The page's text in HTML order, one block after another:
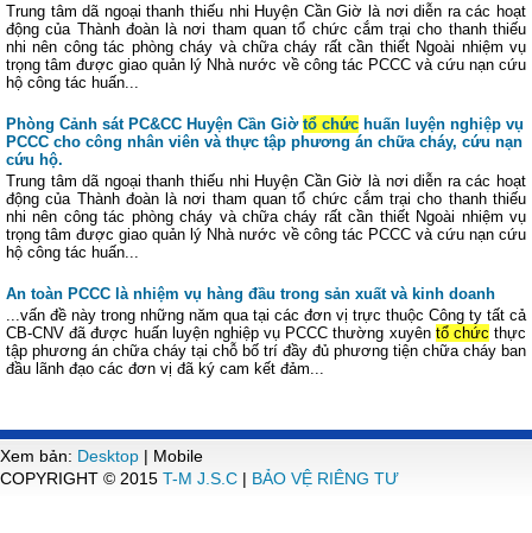
Trung tâm dã ngoại thanh thiếu nhi Huyện Cần Giờ là nơi diễn ra các hoạt
động của Thành đoàn là nơi tham quan tổ chức cắm trại cho thanh thiếu
nhi nên công tác phòng cháy và chữa cháy rất cần thiết Ngoài nhiệm vụ
trọng tâm được giao quản lý Nhà nước về công tác PCCC và cứu nạn cứu
hộ công tác huấn...
Phòng Cảnh sát PC&CC Huyện Cần Giờ tổ chức huấn luyện nghiệp vụ
PCCC cho công nhân viên và thực tập phương án chữa cháy, cứu nạn
cứu hộ.
Trung tâm dã ngoại thanh thiếu nhi Huyện Cần Giờ là nơi diễn ra các hoạt
động của Thành đoàn là nơi tham quan tổ chức cắm trại cho thanh thiếu
nhi nên công tác phòng cháy và chữa cháy rất cần thiết Ngoài nhiệm vụ
trọng tâm được giao quản lý Nhà nước về công tác PCCC và cứu nạn cứu
hộ công tác huấn...
An toàn PCCC là nhiệm vụ hàng đầu trong sản xuất và kinh doanh
...vấn đề này trong những năm qua tại các đơn vị trực thuộc Công ty tất cả
CB-CNV đã được huấn luyện nghiệp vụ PCCC thường xuyên tổ chức thực
tập phương án chữa cháy tại chỗ bố trí đầy đủ phương tiện chữa cháy ban
đầu lãnh đạo các đơn vị đã ký cam kết đảm...
Xem bản: Desktop | Mobile
COPYRIGHT © 2015 T-M J.S.C | BẢO VỆ RIÊNG TƯ